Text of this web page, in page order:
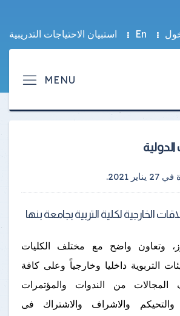
En استبيان الاحتياجات التدريبية
في 27 يناير 2021 .
الخارجية لكلية التربية بجامعة بنها
وتعاون واضح مع مختلف الكليات
التربوية داخليا وخارجياً وعلى كافة
المجالات من الندوات والمؤتمرات
والتحيكم والاشراف والاشتراك فى